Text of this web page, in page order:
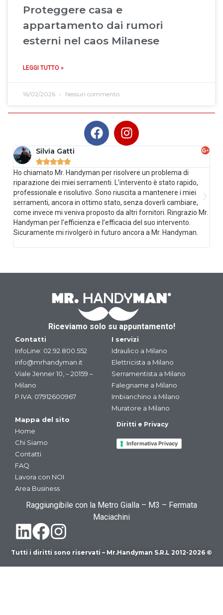
Proteggere casa e
appartamento dai rumori
esterni nel caos Milanese
LEGGI TUTTO »
16/02/2026 Nessun commento
Silvia Gatti

Ho chiamato Mr. Handyman per risolvere un problema di
riparazione dei miei serramenti. L’intervento è stato rapido,
professionale e risolutivo. Sono riuscita a mantenere i miei
serramenti, ancora in ottimo stato, senza doverli cambiare,
come invece mi veniva proposto da altri fornitori. Ringrazio Mr.
Handyman per l’efficienza e l’efficacia del suo intervento.
Sicuramente mi rivolgerò in futuro ancora a Mr. Handyman.
Riceviamo solo su appuntamento!
Contatti
InfoLine: 02.92.800.552
info@mrhandyman.it
Viale Jenner 10, – 20159 –
Milano
P.IVA: 07912600967
I servizi
Idraulico a Milano
Elettricista a Milano
Serramentista a Milano
Falegname a Milano
Imbianchino a Milano
Muratore a Milano
Mappa del sito
Home
Chi Siamo
Contatti
FAQ
Lavora con NOI
Area Business
Diritti e Privacy
Informativa Privacy
Raggiungibile con la Metro Gialla – M3 – Fermata
Maciachini
Tutti i diritti sono riservati – Mr.Handyman S.R.L 2012-2026 ©